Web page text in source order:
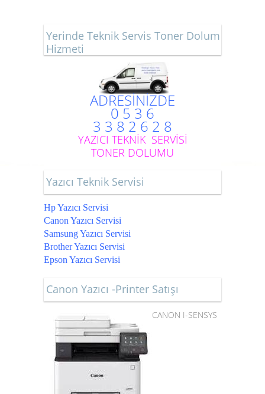
Yerinde Teknik Servis Toner Dolum
Hizmeti
ADRESİNİZDE
0 5 3 6
3 3 8 2 6 2 8
YAZICI TEKNİK SERVİSİ
TONER DOLUMU
Yazıcı Teknik Servisi
Hp Yazıcı Servisi
Canon Yazıcı Servisi
Samsung Yazıcı Servisi
Brother Yazıcı Servisi
Epson Yazıcı Servisi
Canon Yazıcı -Printer Satışı
CANON I-SENSYS